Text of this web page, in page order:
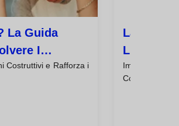
La Guida
I
Costruttivi e Rafforza i
La Paura
Bisogno
Impara a
Colpa,